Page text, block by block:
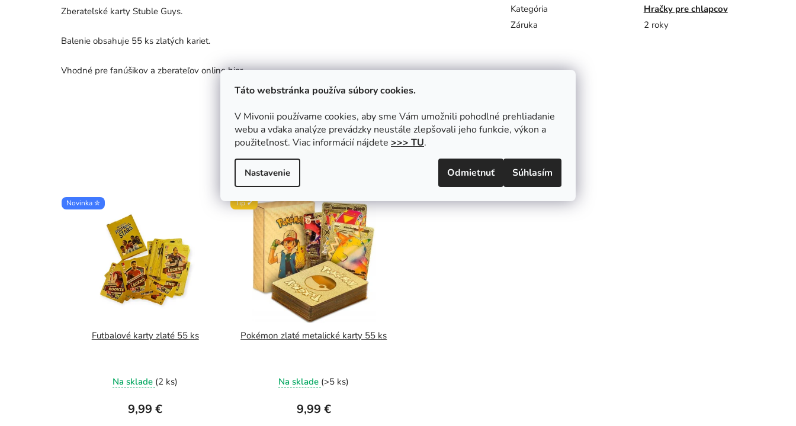
Táto webstránka používa súbory cookies.
V Mivonii používame cookies, aby sme Vám umožnili pohodlné prehliadanie
webu a vďaka analýze prevádzky neustále zlepšovali jeho funkcie, výkon a
použiteľnosť. Viac informácií nájdete >>> TU.
Nastavenie Odmietnuť Súhlasím
Zberateľské karty Stuble Guys.
Balenie obsahuje 55 ks zlatých kariet.
Vhodné pre fanúšikov a zberateľov online hier.
Kategória
Hračky pre chlapcov
Záruka
2 roky
Súvisiaci tovar
Novinka ✮
Futbalové karty zlaté 55 ks
Na sklade (2 ks)
9,99 €
Tip ✔
Pokémon zlaté metalické karty 55 ks
hodnotenie
je
Na sklade (>5 ks)
9,99 €